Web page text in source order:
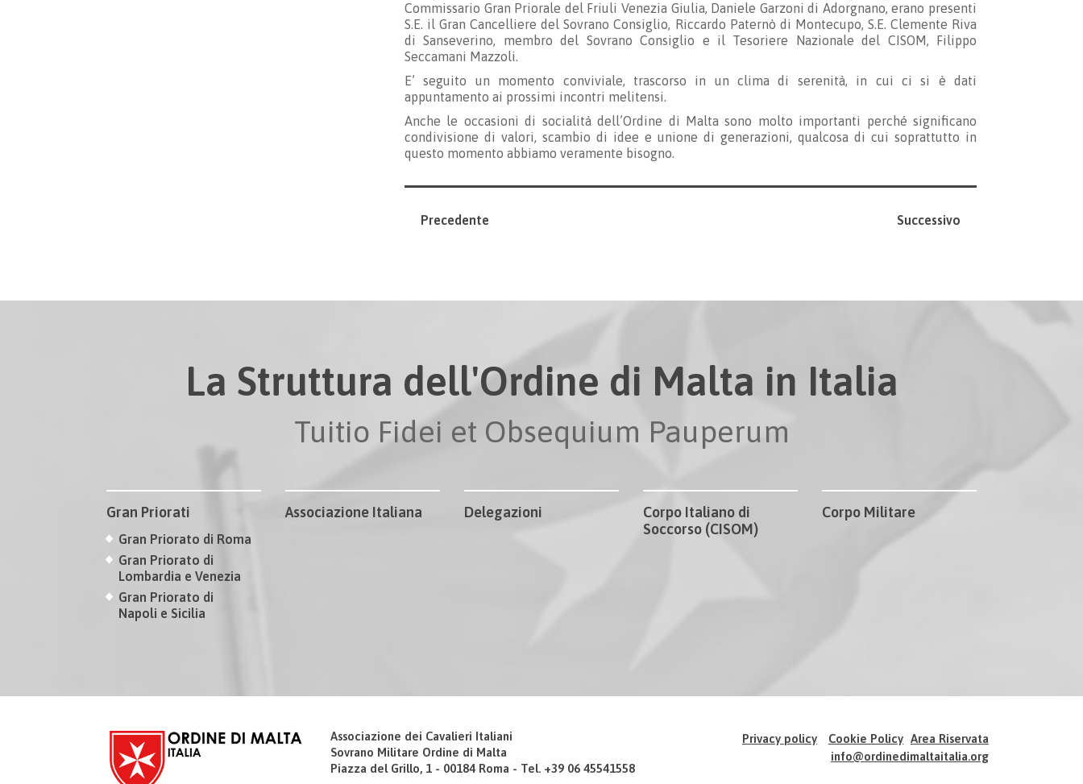
Commissario Gran Priorale del Friuli Venezia Giulia, Daniele Garzoni di Adorgnano, erano presenti
S.E. il Gran Cancelliere del Sovrano Consiglio, Riccardo Paternò di Montecupo, S.E. Clemente Riva
di Sanseverino, membro del Sovrano Consiglio e il Tesoriere Nazionale del CISOM, Filippo
Seccamani Mazzoli.
E’ seguito un momento conviviale, trascorso in un clima di serenità, in cui ci si è dati
appuntamento ai prossimi incontri melitensi.
Anche le occasioni di socialità dell’Ordine di Malta sono molto importanti perché significano
condivisione di valori, scambio di idee e unione di generazioni, qualcosa di cui soprattutto in
questo momento abbiamo veramente bisogno.
Precedente Successivo
La Struttura dell'Ordine di Malta in Italia
Tuitio Fidei et Obsequium Pauperum
Gran Priorati
Gran Priorato di Roma
Gran Priorato di
Lombardia e Venezia
Gran Priorato di
Napoli e Sicilia
Associazione Italiana Delegazioni
Corpo Italiano di
Soccorso (CISOM)
Corpo Militare
Associazione dei Cavalieri Italiani
Sovrano Militare Ordine di Malta
Piazza del Grillo, 1 - 00184 Roma - Tel. +39 06 45541558
Privacy policy Cookie Policy Area Riservata
info@ordinedimaltaitalia.org